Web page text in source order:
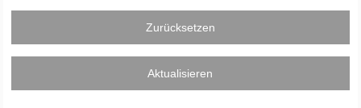
Zurücksetzen
Aktualisieren